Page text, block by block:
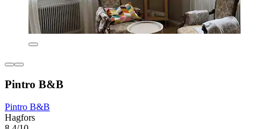
Pintro B&B
Pintro B&B
Hagfors